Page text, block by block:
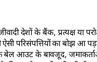
देशों के बैंक, प्रत्यक्ष या
परिसंपत्तियों का बोझ आ
के बेल आउट के बावजूद,